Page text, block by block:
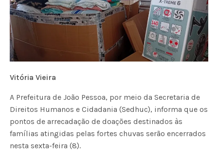
Vitória Vieira
A Prefeitura de João Pessoa, por meio da Secretaria de
Direitos Humanos e Cidadania (Sedhuc), informa que os
pontos de arrecadação de doações destinados às
famílias atingidas pelas fortes chuvas serão encerrados
nesta sexta-feira (8).